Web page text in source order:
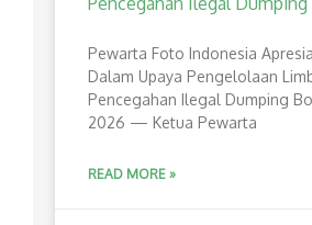
Pewarta Foto Indonesia
Dalam Upaya Pengelolaan
Pencegahan Ilegal Dumping
2026 — Ketua Pewarta
READ MORE »